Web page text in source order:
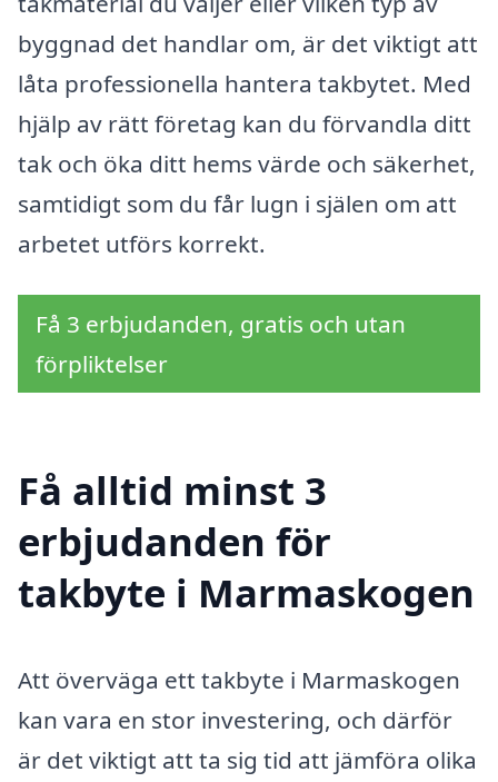
byggnad det handlar om, är det viktigt att
låta professionella hantera takbytet. Med
hjälp av rätt företag kan du förvandla ditt
tak och öka ditt hems värde och säkerhet,
samtidigt som du får lugn i själen om att
arbetet utförs korrekt.
Få 3 erbjudanden, gratis och utan
förpliktelser
Få alltid minst 3
erbjudanden för
takbyte i Marmaskogen
Att överväga ett takbyte i Marmaskogen
kan vara en stor investering, och därför
är det viktigt att ta sig tid att jämföra olika